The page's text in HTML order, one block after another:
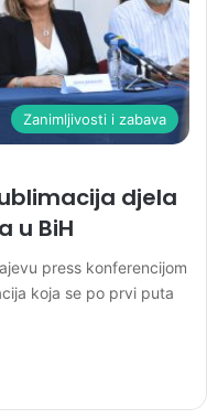
Zanimljivosti i zabava
djela
u BiH
press konferencijom
koja se po prvi puta